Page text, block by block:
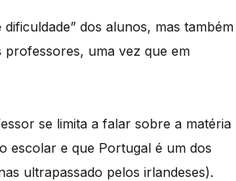
dos alunos, mas também
professores, uma vez que em
se limita a falar sobre a matéria
escolar e que Portugal é um dos
ultrapassado pelos irlandeses).